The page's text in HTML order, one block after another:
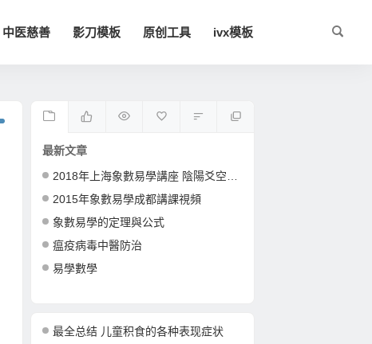
中医慈善 影刀模板 原创工具 ivx模板
最新文章
2018年上海象數易學講座 陰陽爻空間卦形
2015年象數易學成都講課視頻
象數易學的定理與公式
瘟疫病毒中醫防治
易學數學
最全总结 儿童积食的各种表现症状